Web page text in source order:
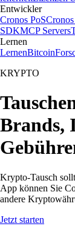
Entwickler
Cronos PoS
SDKMCP Servers
Lernen
LernenBitcoin
KRYPTO
Brands,
Krypto-Tausch
App können Sie
andere
Jetzt starten